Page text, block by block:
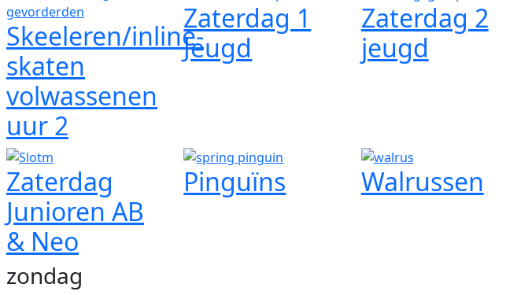
Skeeleren/inline-
skaten
volwassenen
uur 2
Zaterdag 1
Jeugd
Zaterdag 2
jeugd
Zaterdag
Junioren AB
& Neo
Pinguïns Walrussen
zondag